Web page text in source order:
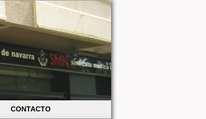
CONTACTO